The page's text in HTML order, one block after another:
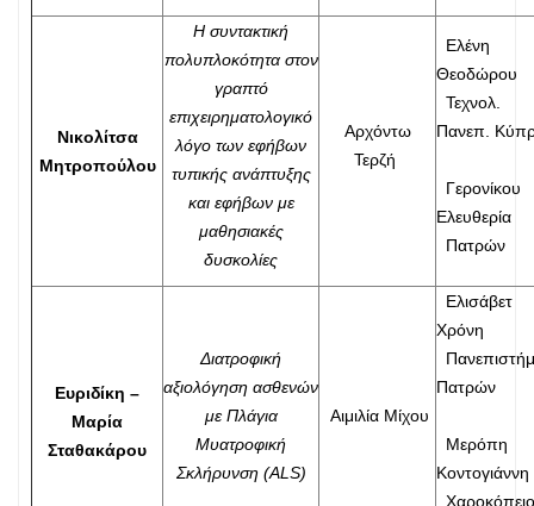
Νικολίτσα
Μητροπούλου
Η συντακτική
πολυπλοκότητα στον
γραπτό
επιχειρηματολογικό
λόγο των εφήβων
τυπικής ανάπτυξης
και εφήβων με
μαθησιακές
δυσκολίες
Αρχόντω
Τερζή
Ελένη
Θεοδώρου
Τεχνολ.
Πανεπ.
Γερονίκου
Ελευθερία
Πατρών
Ευριδίκη –
Μαρία
Σταθακάρου
Διατροφική
αξιολόγηση ασθενών
με Πλάγια
Μυατροφική
Σκλήρυνση (ALS)
Αιμιλία Μίχου
Ελισάβετ
Χρόνη
Πατρών
Μερόπη
Κοντογιάννη
Χαροκόπειο